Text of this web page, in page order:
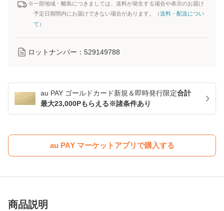
※一部地域・離島につきましては、送料が発生する場合や表示のお届け
予定日期間内にお届けできない場合があります。（送料・配送につい
て ）
ロットナンバー： 529149788
au PAY ゴールドカード新規＆即時発行限定合計
最大23,000Pもらえる※諸条件あり
au PAY マーケットアプリで購入する
商品説明